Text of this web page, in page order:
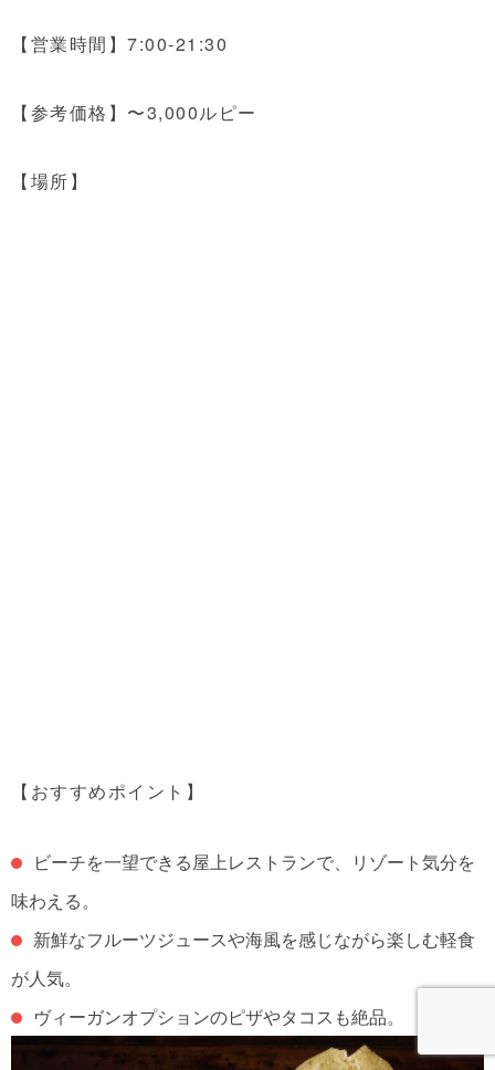
【営業時間】7:00-21:30
【参考価格】〜3,000ルピー
【場所】
【おすすめポイント】
ビーチを一望できる屋上レストランで、リゾート気分を
味わえる。
新鮮なフルーツジュースや海風を感じながら楽しむ軽食
が人気。
ヴィーガンオプションのピザやタコスも絶品。